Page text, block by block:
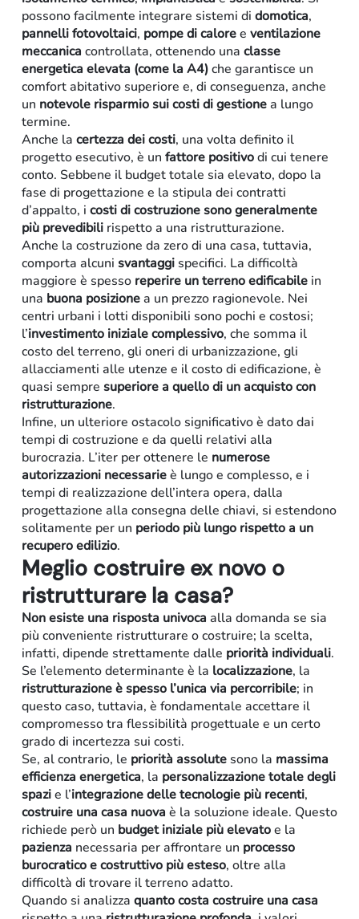
possono facilmente integrare sistemi di domotica,
pannelli fotovoltaici, pompe di caloree ventilazione
meccanica controllata, ottenendo una classe
energetica elevata (come la A4)che garantisce un
comfort abitativo superiore e, di conseguenza, anche
un notevole risparmio sui costi di gestionea lungo
termine.
Anche la certezza dei costi, una volta definito il
progetto esecutivo, è un fattore positivodi cui tenere
conto. Sebbene il budget totale sia elevato, dopo la
fase di progettazione e la stipula dei contratti
d’appalto, i costi di costruzione sono generalmente
più prevedibili rispetto a una ristrutturazione.
Anche la costruzione da zero di una casa, tuttavia,
comporta alcuni svantaggispecifici. La difficoltà
maggiore è spesso reperire un terreno edificabilein
una buona posizionea un prezzo ragionevole. Nei
centri urbani i lotti disponibili sono pochi e costosi;
l’investimento iniziale complessivo, che somma il
costo del terreno, gli oneri di urbanizzazione, gli
allacciamenti alle utenze e il costo di edificazione, è
quasi sempre superiore a quello di un acquisto con
ristrutturazione.
Infine, un ulteriore ostacolo significativo è dato dai
tempi di costruzione e da quelli relativi alla
burocrazia. L’iter per ottenere le numerose
autorizzazioni necessarieè lungo e complesso, e i
tempi di realizzazione dell’intera opera, dalla
progettazione alla consegna delle chiavi, si estendono
solitamente per un periodo più lungo rispetto a un
recupero edilizio.
Meglio costruire ex novo o
ristrutturare la casa?
Non esiste una risposta univoca alla domanda se sia
più conveniente ristrutturare o costruire; la scelta,
infatti, dipende strettamente dalle priorità individuali.
Se l’elemento determinante è la localizzazione, la
ristrutturazioneè spesso l’unica via percorribile; in
questo caso, tuttavia, è fondamentale accettare il
compromesso tra flessibilità progettuale e un certo
grado di incertezza sui costi.
Se, al contrario, le priorità assolutesono la massima
efficienza energetica, la personalizzazione totale degli
spazie l’integrazione delle tecnologie più recenti,
costruire una casa nuova è la soluzione ideale. Questo
richiede però un budget iniziale più elevatoe la
pazienza necessaria per affrontare un processo
burocratico e costruttivo più esteso, oltre alla
difficoltà di trovare il terreno adatto.
Quando si analizza quanto costa costruire una casa